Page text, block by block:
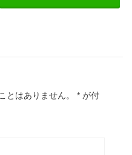
とはありません。 * が付